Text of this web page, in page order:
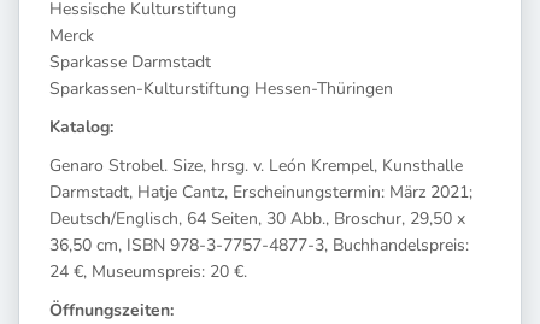
Hessische Kulturstiftung
Merck
Sparkasse Darmstadt
Sparkassen-Kulturstiftung Hessen-Thüringen
Katalog:
Genaro Strobel. Size, hrsg. v. León Krempel, Kunsthalle
Darmstadt, Hatje Cantz, Erscheinungstermin: März 2021;
Deutsch/Englisch, 64 Seiten, 30 Abb., Broschur, 29,50 x
36,50 cm, ISBN 978-3-7757-4877-3, Buchhandelspreis:
24 €, Museumspreis: 20 €.
Öffnungszeiten: